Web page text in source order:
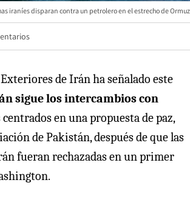
iraníes disparan contra un petrolero en el estrecho de Ormuz
de Irán ha señalado este
sigue los intercambios con
centrados en una propuesta de paz,
de Pakistán, después de que las
fueran rechazadas en un primer